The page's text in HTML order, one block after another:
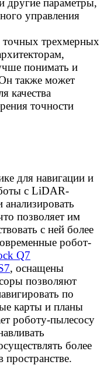
другие параметры,
управления
точных трехмерных
понимать и
также может
качества
точности
для навигации и
с LiDAR-
позволяет им
с ней более
робот-
Q7
, оснащены
позволяют
по
карты и планы
роботу-пылесосу
более